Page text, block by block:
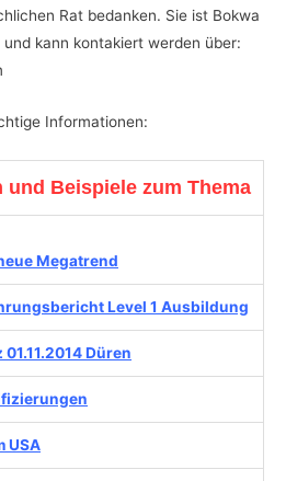
Rat bedanken. Sie ist Bokwa
und kann kontakiert werden über:
Informationen:
und Beispiele zum Thema
Megatrend
Level 1 Ausbildung
01.11.2014 Düren
USA